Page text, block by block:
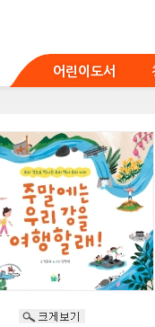
어린이도서